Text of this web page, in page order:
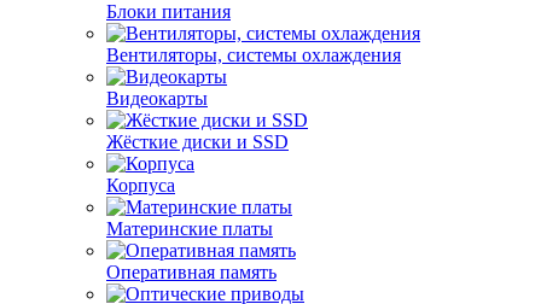
Блоки питания
Вентиляторы, системы охлаждения
Видеокарты
Жёсткие диски и SSD
Корпуса
Материнские платы
Оперативная память